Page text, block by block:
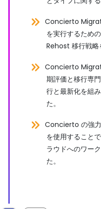
Concierto
を実行するため
Rehost 移行戦略
Concierto
期評価と移行専
行と最新化を組
た。
Concierto の強
を使用すること
ラウドへのワー
た。